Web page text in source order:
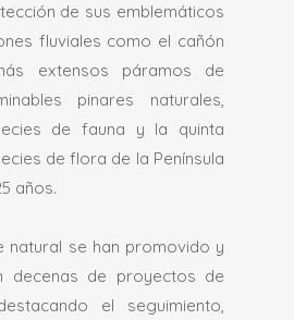
de sus emblemáticos
fluviales como el cañón
extensos páramos de
pinares naturales,
de fauna y la quinta
de flora de la Península
años.
natural se han promovido y
decenas de proyectos de
el seguimiento,